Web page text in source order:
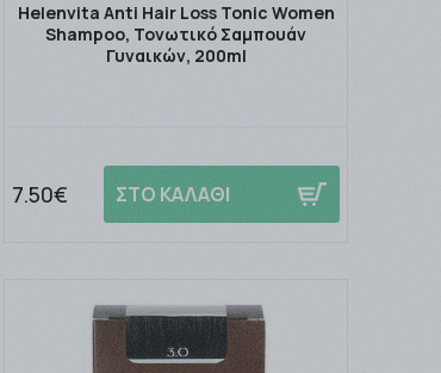
Helenvita Anti Hair Loss Tonic Women
Shampoo, Τονωτικό Σαμπουάν
Γυναικών, 200ml
7.50€ ΣΤΟ ΚΑΛΑΘΙ